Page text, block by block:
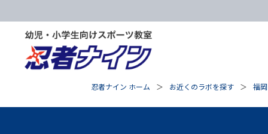
忍者ナイン ホーム お近くのラボを探す 福